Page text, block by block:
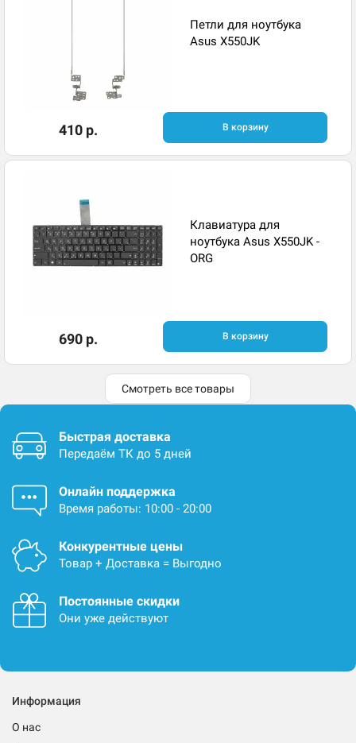
Петли для ноутбука
Asus X550JK
410 р. В корзину
Клавиатура для
ноутбука Asus X550JK -
ORG
690 р. В корзину
Смотреть все товары
Быстрая доставка
Передаём ТК до 5 дней
Онлайн поддержка
Время работы: 10:00 - 20:00
Конкурентные цены
Товар + Доставка = Выгодно
Постоянные скидки
Они уже действуют
Информация
О нас